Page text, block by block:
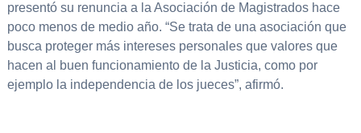
presentó su renuncia a la Asociación de Magistrados hace
poco menos de medio año. “Se trata de una asociación que
busca proteger más intereses personales que valores que
hacen al buen funcionamiento de la Justicia, como por
ejemplo la independencia de los jueces”, afirmó.